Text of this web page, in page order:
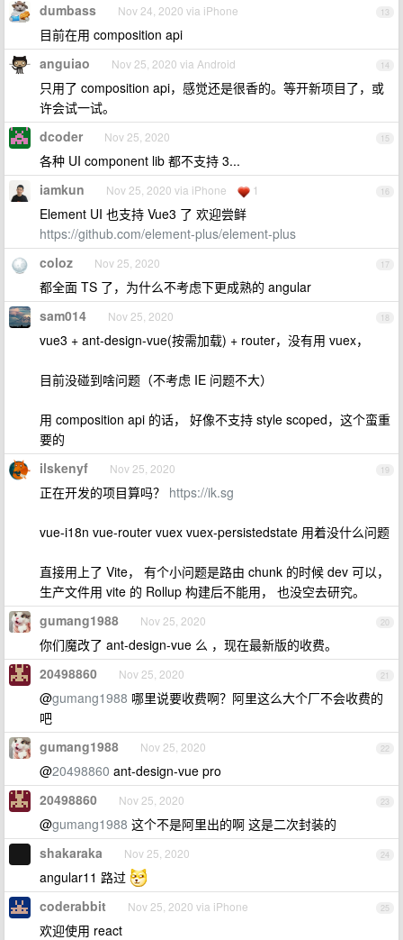
13
dumbass Nov 24, 2020 via iPhone
目前在用 composition api
14
anguiao Nov 25, 2020 via Android
只用了 composition api，感觉还是很香的。等开新项目了，或
许会试一试。
15
dcoder Nov 25, 2020
各种 UI component lib 都不支持 3...
16
iamkun Nov 25, 2020 via iPhone 1
Element UI 也支持 Vue3 了 欢迎尝鲜
https://github.com/element-plus/element-plus
17
coloz Nov 25, 2020
都全面 TS 了，为什么不考虑下更成熟的 angular
18
sam014 Nov 25, 2020
vue3 + ant-design-vue(按需加载) + router，没有用 vuex，
目前没碰到啥问题（不考虑 IE 问题不大）
用 composition api 的话， 好像不支持 style scoped，这个蛮重
要的
19
ilskenyf Nov 25, 2020
正在开发的项目算吗？ https://ik.sg
vue-i18n vue-router vuex vuex-persistedstate 用着没什么问题
直接用上了 Vite， 有个小问题是路由 chunk 的时候 dev 可以，
生产文件用 vite 的 Rollup 构建后不能用， 也没空去研究。
20
gumang1988 Nov 25, 2020
你们魔改了 ant-design-vue 么 ，现在最新版的收费。
21
20498860 Nov 25, 2020
@gumang1988 哪里说要收费啊？阿里这么大个厂不会收费的
吧
22
gumang1988 Nov 25, 2020
@20498860 ant-design-vue pro
23
20498860 Nov 25, 2020
@gumang1988 这个不是阿里出的啊 这是二次封装的
24
shakaraka Nov 25, 2020
angular11 路过
25
coderabbit Nov 25, 2020 via iPhone
欢迎使用 react